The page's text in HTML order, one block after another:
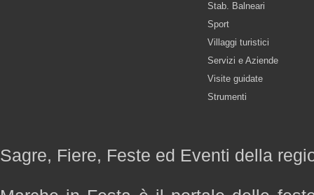
Stab. Balneari
Sport
Villaggi turistici
Servizi e Aziende
Visite guidate
Strumenti
Sagre, Fiere, Feste ed Eventi della